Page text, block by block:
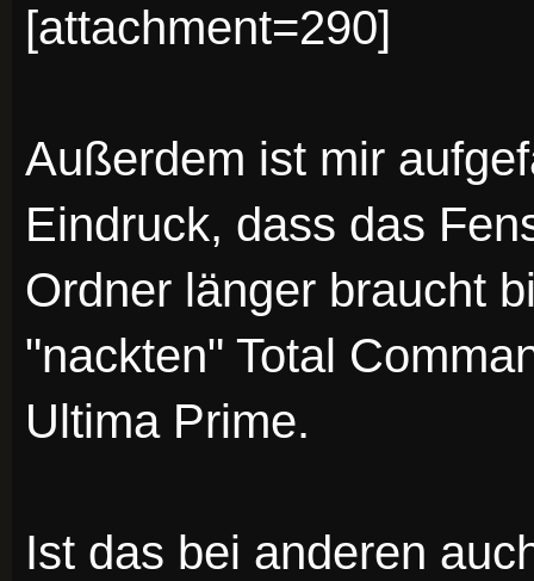
[attachment=290]
Außerdem ist mir
Eindruck, dass das
Ordner länger braucht
"nackten" Total
Ultima Prime.
Ist das bei anderen